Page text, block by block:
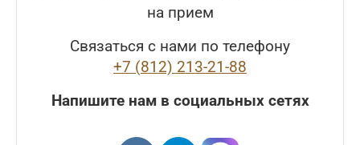
на прием
Связаться с нами по телефону
+7 (812) 213-21-88
Напишите нам в социальных сетях